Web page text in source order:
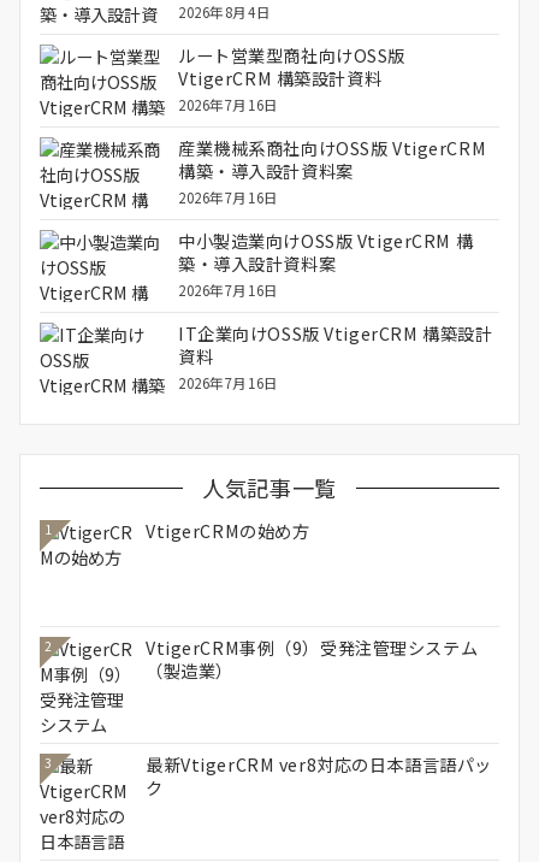
2026年8月4日
ルート営業型商社向けOSS版
VtigerCRM 構築設計資料
2026年7月16日
産業機械系商社向けOSS版 VtigerCRM
構築・導入設計資料案
2026年7月16日
中小製造業向けOSS版 VtigerCRM 構
築・導入設計資料案
2026年7月16日
IT企業向けOSS版 VtigerCRM 構築設計
資料
2026年7月16日
人気記事一覧
1 VtigerCRMの始め方
2
VtigerCRM事例（9）受発注管理システム
（製造業）
3
最新VtigerCRM ver8対応の日本語言語パッ
ク